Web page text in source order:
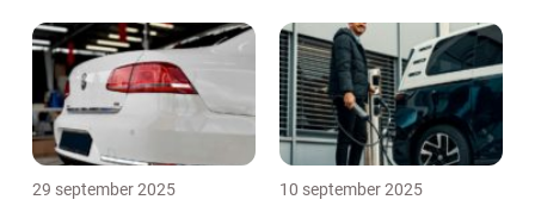
29 september 2025 10 september 2025